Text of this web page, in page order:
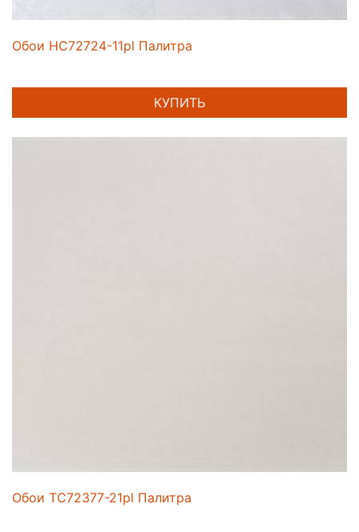
Обои HC72724-11pl Палитра
КУПИТЬ
Обои TC72377-21pl Палитра